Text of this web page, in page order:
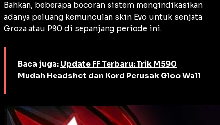
Bahkan, beberapa bocoran sistem mengindikasikan
adanya peluang kemunculan skin Evo untuk senjata
Groza atau P90 di sepanjang periode ini.
Baca juga: Update FF Terbaru: Trik M590
Mudah Headshot dan Kord Perusak Gloo Wall